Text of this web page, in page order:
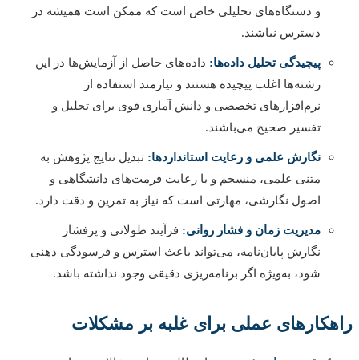
و دستگاه‌های تحلیلی خاص است که ممکن است همیشه در
دسترس نباشند.
پیچیدگی تحلیل داده‌ها:داده‌های حاصل از آزمایش‌ها در این
رشته‌ها اغلب پیچیده هستند و نیازمند استفاده از
نرم‌افزارهای تخصصی و دانش آماری قوی برای تحلیل و
تفسیر صحیح می‌باشند.
نگارش علمی و رعایت استانداردها: تبدیل نتایج پژوهش به
متنی علمی، منسجم و با رعایت فرمت‌های دانشگاهی و
اصول نگارشی، مهارتی است که نیاز به تمرین و دقت دارد.
مدیریت زمان و فشار روانی:فرآیند طولانی و پرفشار
نگارش پایان‌نامه، می‌تواند باعث استرس و فرسودگی ذهنی
شود، به‌ویژه اگر برنامه‌ریزی دقیقی وجود نداشته باشد.
عملی برای غلبه بر مشکلات